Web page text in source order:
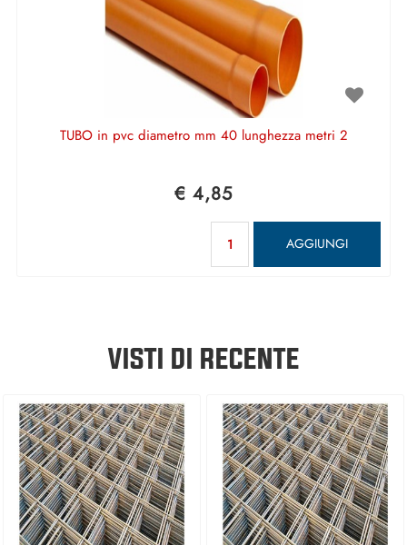
TUBO in pvc diametro mm 40 lunghezza metri 2
€ 4,85
AGGIUNGI
VISTI DI RECENTE